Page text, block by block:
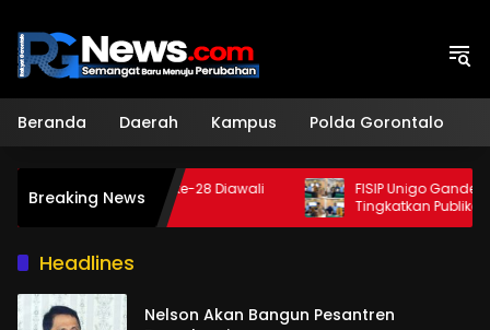
konten
Beranda Daerah Kampus Polda Gorontalo
Breaking News
ke-28 Diawali
FISIP Unigo Gandeng Unismuh
Tingkatkan Publikasi Internasional
Headlines
Nelson Akan Bangun Pesantren